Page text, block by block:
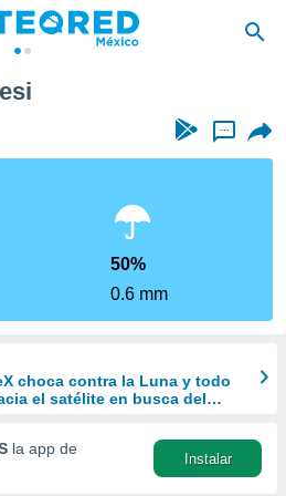
...
50%
0.6 mm
choca contra la Luna y todo
el satélite en busca del
la app de
Instalar